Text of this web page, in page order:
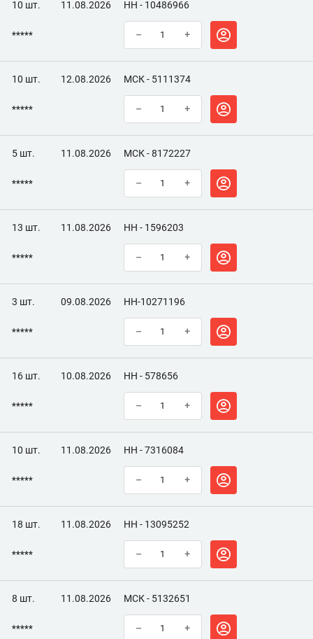
10 шт. 11.08.2026 НН - 10486966
***** – +
10 шт. 12.08.2026 МСК - 5111374
***** – +
5 шт. 11.08.2026 МСК - 8172227
***** – +
13 шт. 11.08.2026 НН - 1596203
***** – +
3 шт. 09.08.2026 НН-10271196
***** – +
16 шт. 10.08.2026 НН - 578656
***** – +
10 шт. 11.08.2026 НН - 7316084
***** – +
18 шт. 11.08.2026 НН - 13095252
***** – +
8 шт. 11.08.2026 МСК - 5132651
***** – +